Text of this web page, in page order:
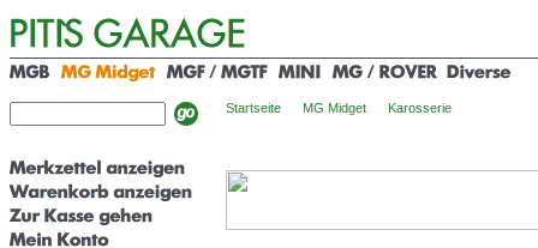
Startseite MG Midget Karosserie